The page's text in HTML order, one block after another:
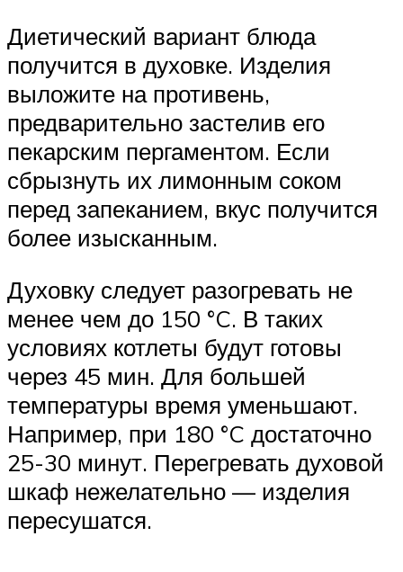
Диетический вариант блюда
получится в духовке. Изделия
выложите на противень,
предварительно застелив его
пекарским пергаментом. Если
сбрызнуть их лимонным соком
перед запеканием, вкус получится
более изысканным.
Духовку следует разогревать не
менее чем до 150 °C. В таких
условиях котлеты будут готовы
через 45 мин. Для большей
температуры время уменьшают.
Например, при 180 °C достаточно
25-30 минут. Перегревать духовой
шкаф нежелательно — изделия
пересушатся.